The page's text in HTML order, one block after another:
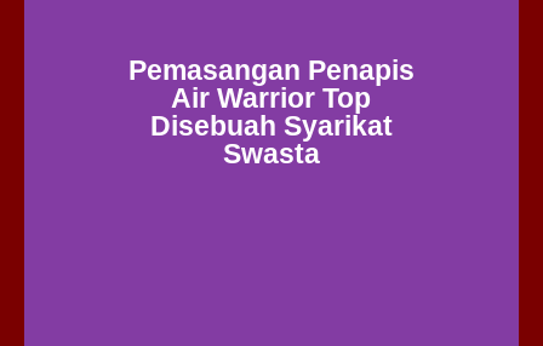
Pemasangan Penapis
Air Warrior Top
Disebuah Syarikat
Swasta